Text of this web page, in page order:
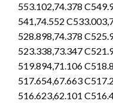
553.102,74.378
541,74.552
528.898,74.378
523.338,73.347
519.894,71.106
517.654,67.663
516.623,62.101